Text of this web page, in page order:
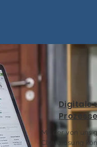
Digitale
Mit der von uns
Cloudlösung